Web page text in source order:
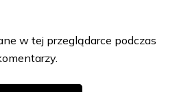
w tej przeglądarce podczas